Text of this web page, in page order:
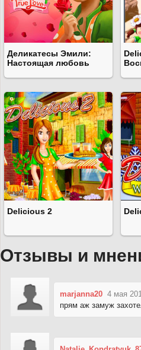
Деликатесы Эмили:
Настоящая любовь
Delicious 2
Отзывы и
marjanna20 4 мая
прям аж замуж